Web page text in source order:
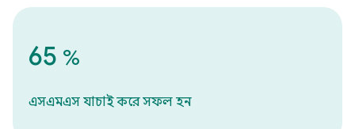
65 %
এসএমএস যাচাই করে সফল হন